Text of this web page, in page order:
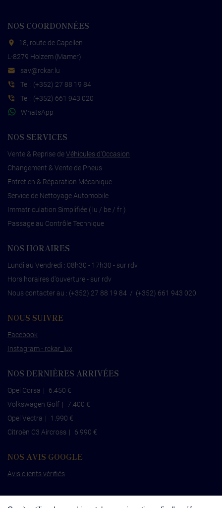
NOS COORDONNÉES
18, route de Capellen
L-8279 Holzem (Mamer)
ul.rak
cr@va
s
Tel : (+352) 27 88 19 84
Tel : (+352) 661 943 020
WhatsApp
NOS SERVICES
Vente & Reprise deVéhicules d'Occasion
Changement & Vente de Pneus
Entretien & Réparation Mécanique
Service de Nettoyage Automobile
Immatriculation Simplifiée ( lu / be / fr )
Passage au Contrôle Technique
NOS HORAIRES
Lundi au Vendredi : 08h30 - 17h30 - sur rdv
Hors horaires d'ouverture - sur rdv
Nous contacter au : (+352) 27 88 19 84 / (+352) 661 943 020
NOUS SUIVRE
Facebook
Instagram - rckar_lux
NOS DERNIÈRES ARRIVÉES
Opel Corsa |
6.450 €
Volkswagen Golf | 7.400 €
Opel Vectra |
1.990 €
Citroën C3 Aircross | 6.990 €
NOS AVIS GOOGLE
Avis clients vérifiés